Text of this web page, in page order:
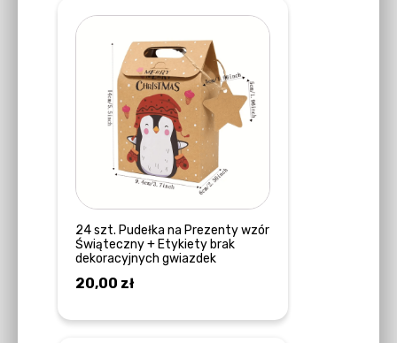
24 szt. Pudełka na Prezenty wzór
Świąteczny + Etykiety brak
dekoracyjnych gwiazdek
20,00 zł